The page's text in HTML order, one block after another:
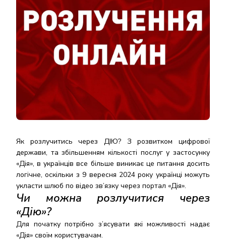
Як розлучитись через ДІЮ? З розвитком цифрової
держави, та збільшенням кількості послуг у застосунку
«Дія», в українців все більше виникає це питання досить
логічне, оскільки з 9 вересня 2024 року українці можуть
укласти шлюб по відео зв’язку через портал «Дія».
Чи можна розлучитися через
«Дію»?
Для початку потрібно з’ясувати які можливості надає
«Дія» своїм користувачам.